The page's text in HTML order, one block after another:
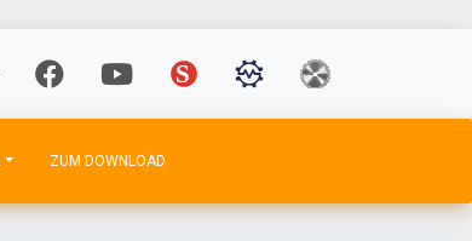
ZUM DOWNLOAD